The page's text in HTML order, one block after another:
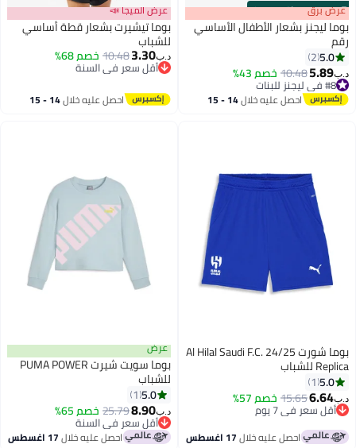
00m:00s
·باقي 100% عرض برق
بوما ليجنز بشعار الأطفال الأساسي
رقم
5.0
2
د.ب‏5.89
10.48خصم 43%
#8 في ليجنز للبنات
#8 في ليجنز للبنات احصل عليه خلال 14 - 15
عرض الميجا 📣
بوما تيشيرت بشعار قطة أساسي
للشباب
د.ب‏3.30
10.48خصم 68%
أقل سعر في السنة
أقل سعر في السنة
احصل عليه خلال 14 - 15
بوما شورت Al Hilal Saudi F.C. 24/25
Replica للشباب
5.0
1
د.ب‏6.64
15.65خصم 57%
أقل سعر في 7 يوم
أقل سعر في 7 يوم
احصل عليه خلال17 اغسطس
عرض
بوما سويت شيرت PUMA POWER
للشباب
5.0
1
د.ب‏8.90
25.79خصم 65%
أقل سعر في السنة
أقل سعر في السنة
احصل عليه خلال17 اغسطس